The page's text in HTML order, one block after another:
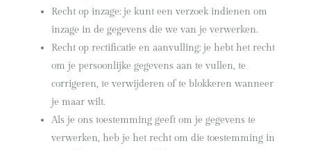
Recht op inzage: je kunt een verzoek indienen om
inzage in de gegevens die we van je verwerken.
Recht op rectificatie en aanvulling: je hebt het recht
om je persoonlijke gegevens aan te vullen, te
corrigeren, te verwijderen of te blokkeren wanneer
je maar wilt.
Als je ons toestemming geeft om je gegevens te
verwerken, heb je het recht om die toestemming in